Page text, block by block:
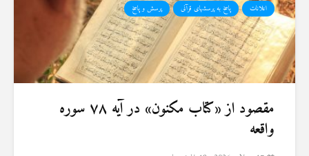
اعلانات پاسخ به پرسشهای قرآنی پرسش و پاسخ
مقصود از «کتاب مکنون» در آیه ۷۸ سوره
واقعه